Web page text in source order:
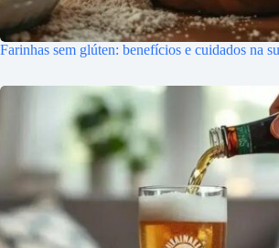
Farinhas sem glúten: benefícios e cuidados na